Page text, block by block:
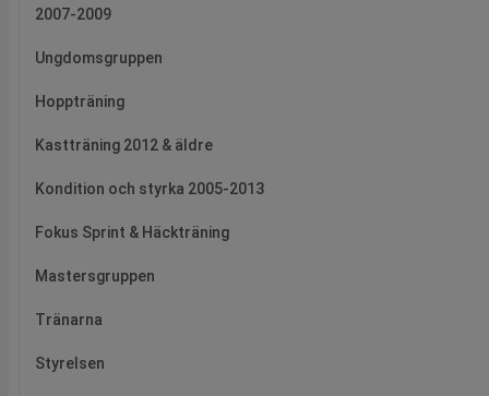
2007-2009
Ungdomsgruppen
Hoppträning
Kastträning 2012 & äldre
Kondition och styrka 2005-2013
Fokus Sprint & Häckträning
Mastersgruppen
Tränarna
Styrelsen